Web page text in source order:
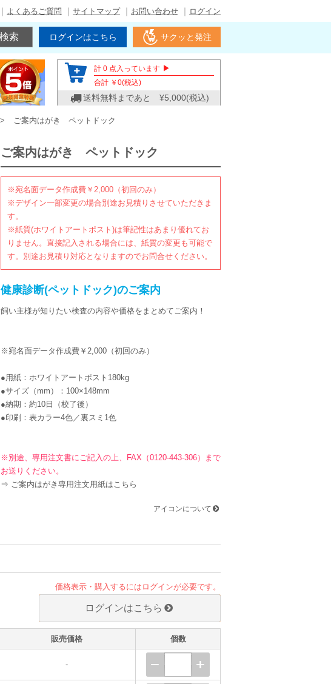
よくあるご質問 サイトマップ お問い合わせ ログイン
ログインはこちら サクッと発注
計 0 点入っています ▶
合計 ￥ 0(税込)
送料無料まであと ¥5,000(税込)
ご案内はがき ペットドック
ご案内はがき ペットドック
※宛名面データ作成費￥2,000（初回のみ）
※デザイン一部変更の場合別途お見積りさせていただきま
す。
※紙質(ホワイトアートポスト)は筆記性はあまり優れてお
りません。直接記入される場合には、紙質の変更も可能で
す。別途お見積り対応となりますのでお問合せください。
健康診断(ペットドック)のご案内
飼い主様が知りたい検査の内容や価格をまとめてご案内！
※宛名面データ作成費￥2,000（初回のみ）
●用紙：ホワイトアートポスト180kg
●サイズ（mm）：100×148mm
●納期：約10日（校了後）
●印刷：表カラー4色／裏スミ1色
※別途、専用注文書にご記入の上、FAX（0120-443-306）まで
お送りください。
⇒ ご案内はがき専用注文用紙はこちら
アイコンについて
価格表示・購入するにはログインが必要です。
ログインはこちら
販売価格 個数
-